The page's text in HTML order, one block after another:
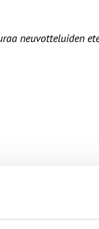
neuvotteluiden